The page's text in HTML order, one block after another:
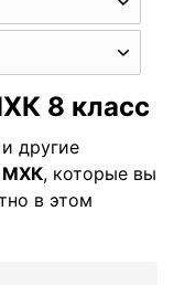
8 класс
и другие
МХК, которые вы
в этом